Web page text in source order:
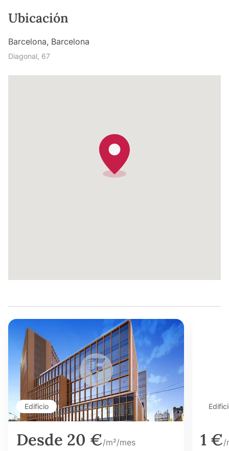
Ubicación
Barcelona, Barcelona
Diagonal, 67
Edificio
Desde 20 €/m²/mes
1 €/